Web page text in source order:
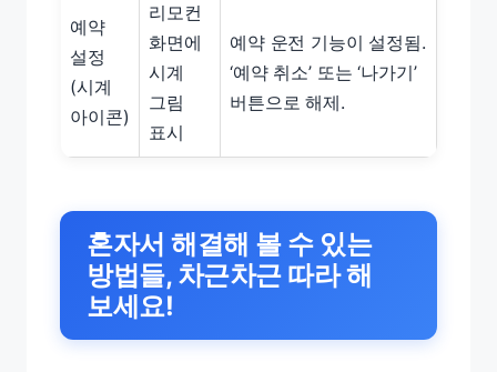
예약
설정
(시계
아이콘)
리모컨
화면에
시계
그림
표시
예약 운전 기능이 설정됨.
‘예약 취소’ 또는 ‘나가기’
버튼으로 해제.
혼자서 해결해 볼 수 있는
방법들, 차근차근 따라 해
보세요!